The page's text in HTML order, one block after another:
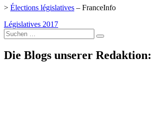
> Élections législatives – FranceInfo
Législatives 2017
Suche
nach:
Die Blogs unserer Redaktion: